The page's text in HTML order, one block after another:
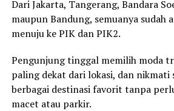
Dari Jakarta, Tangerang, Bandara
maupun Bandung, semuanya sudah
menuju ke PIK dan PIK2.
Pengunjung tinggal memilih moda
paling dekat dari lokasi, dan nikmati
berbagai destinasi favorit tanpa
macet atau parkir.